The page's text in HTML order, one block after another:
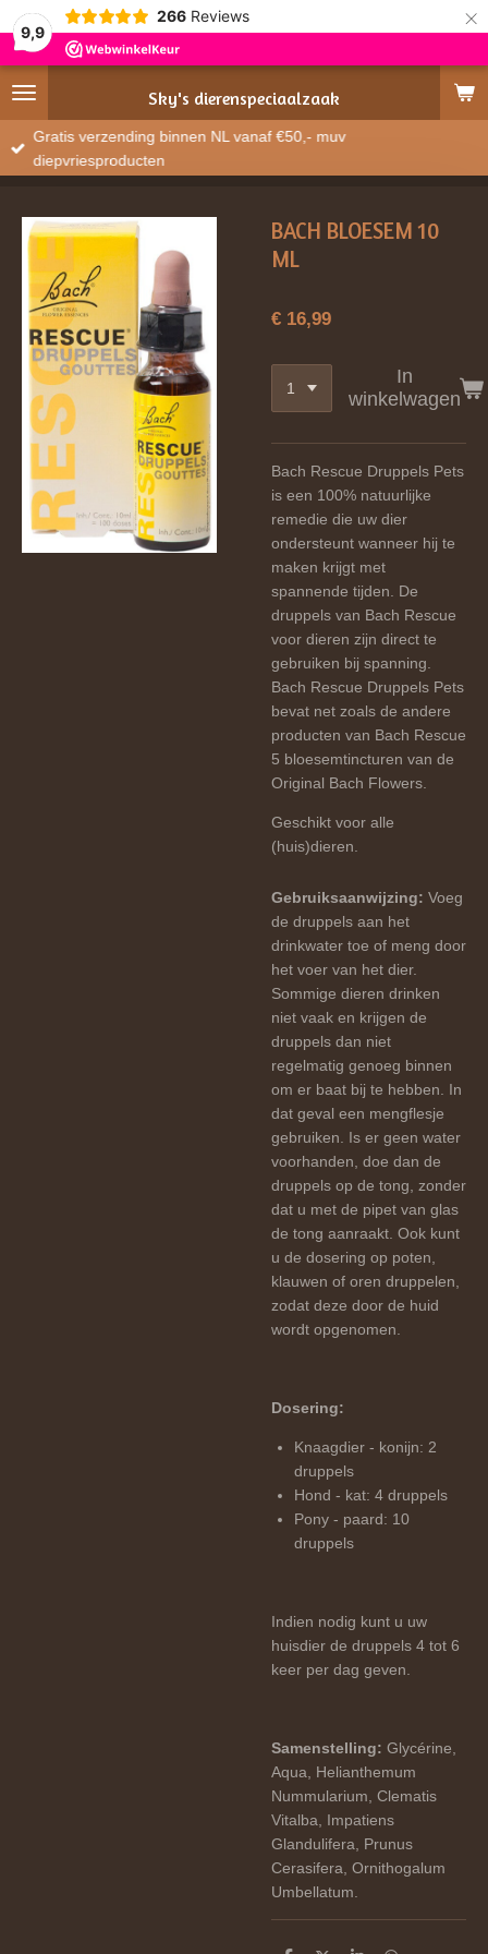
9,9
266 Reviews ×
Sky's dierenspeciaalzaak
Gratis verzending binnen NL vanaf €50,- muv
diepvriesproducten
BACH BLOESEM 10
ML
€ 16,99
In
winkelwagen
Bach Rescue Druppels Pets
is een 100% natuurlijke
remedie die uw dier
ondersteunt wanneer hij te
maken krijgt met
spannende tijden. De
druppels van Bach Rescue
voor dieren zijn direct te
gebruiken bij spanning.
Bach Rescue Druppels Pets
bevat net zoals de andere
producten van Bach Rescue
5 bloesemtincturen van de
Original Bach Flowers.
Geschikt voor alle
(huis)dieren.
Gebruiksaanwijzing: Voeg
de druppels aan het
drinkwater toe of meng door
het voer van het dier.
Sommige dieren drinken
niet vaak en krijgen de
druppels dan niet
regelmatig genoeg binnen
om er baat bij te hebben. In
dat geval een mengflesje
gebruiken. Is er geen water
voorhanden, doe dan de
druppels op de tong, zonder
dat u met de pipet van glas
de tong aanraakt. Ook kunt
u de dosering op poten,
klauwen of oren druppelen,
zodat deze door de huid
wordt opgenomen.
Dosering:
Knaagdier - konijn: 2
druppels
Hond - kat: 4 druppels
Pony - paard: 10
druppels
Indien nodig kunt u uw
huisdier de druppels 4 tot 6
keer per dag geven.
Samenstelling: Glycérine,
Aqua, Helianthemum
Nummularium, Clematis
Vitalba, Impatiens
Glandulifera, Prunus
Cerasifera, Ornithogalum
Umbellatum.